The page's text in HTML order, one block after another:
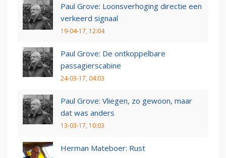
Paul Grove: Loonsverhoging directie een
verkeerd signaal
19-04-17, 12:04
Paul Grove: De ontkoppelbare
passagierscabine
24-03-17, 04:03
Paul Grove: Vliegen, zo gewoon, maar
dat was anders
13-03-17, 10:03
Herman Mateboer: Rust